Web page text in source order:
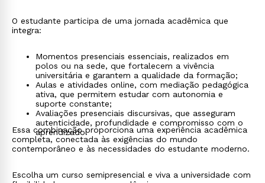
O estudante participa de uma jornada acadêmica que
integra:
Momentos presenciais essenciais, realizados em
polos ou na sede, que fortalecem a vivência
universitária e garantem a qualidade da formação;
Aulas e atividades online, com mediação pedagógica
ativa, que permitem estudar com autonomia e
suporte constante;
Avaliações presenciais discursivas, que asseguram
autenticidade, profundidade e compromisso com o
aprendizado.
Essa combinação proporciona uma experiência acadêmica
completa, conectada às exigências do mundo
contemporâneo e às necessidades do estudante moderno.
Escolha um curso semipresencial e viva a universidade com